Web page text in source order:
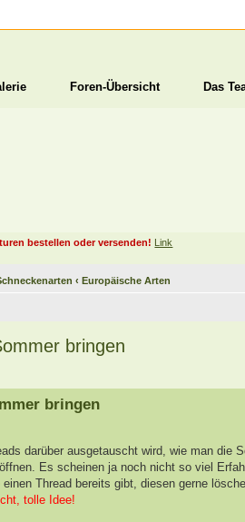
Foren-Übersicht Das
bestellen oder versenden! Link
‹ Europäische Arten
bringen
bringen
darüber ausgetauscht wird, wie man
Es scheinen ja noch nicht so viel
Thread bereits gibt, diesen gerne
tolle Idee!